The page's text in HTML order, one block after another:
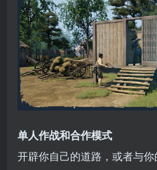
单人作战和合作模式
开辟你自己的道路，或者与